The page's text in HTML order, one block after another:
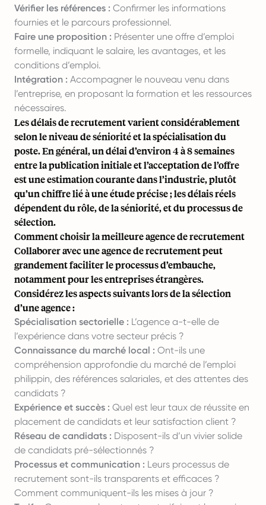
Vérifier les références : Confirmer les informations
fournies et le parcours professionnel.
Faire une proposition : Présenter une offre d’emploi
formelle, indiquant le salaire, les avantages, et les
conditions d’emploi.
Intégration : Accompagner le nouveau venu dans
l’entreprise, en proposant la formation et les ressources
nécessaires.
Les délais de recrutement varient considérablement
selon le niveau de séniorité et la spécialisation du
poste. En général, un délai d’environ 4 à 8 semaines
entre la publication initiale et l’acceptation de l’offre
est une estimation courante dans l’industrie, plutôt
qu’un chiffre lié à une étude précise ; les délais réels
dépendent du rôle, de la séniorité, et du processus de
sélection.
Comment choisir la meilleure agence de recrutement
Collaborer avec une agence de recrutement peut
grandement faciliter le processus d’embauche,
notamment pour les entreprises étrangères.
Considérez les aspects suivants lors de la sélection
d’une agence :
Spécialisation sectorielle : L’agence a-t-elle de
l’expérience dans votre secteur précis ?
Connaissance du marché local : Ont-ils une
compréhension approfondie du marché de l’emploi
philippin, des références salariales, et des attentes des
candidats ?
Expérience et succès : Quel est leur taux de réussite en
placement de candidats et leur satisfaction client ?
Réseau de candidats : Disposent-ils d’un vivier solide
de candidats pré-sélectionnés ?
Processus et communication : Leurs processus de
recrutement sont-ils transparents et efficaces ?
Comment communiquent-ils les mises à jour ?